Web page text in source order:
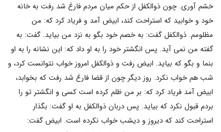
خشم آورى. چون ذوالکفل از حکم میان مردم فارغ شد رفت به خانه
خود و خوابید که استراحت کند، ابیض آمد و فریاد کرد که: من
مظلومم. ذوالکفل گفت: به خصم خود بگو به نزد من بیاید. گفت: به
گفته من نمى آید. پس انگشتر خود را به او داد که: این نشانه را به او
بنما و بگو که بیاید. ابیض رفت و ذوالکفل امروز خواب نتوانست کرد، و
شب هم خواب نکرد. روز دیگر چون از قضا فارغ شد رفت که بخوابد،
ابیض آمد فریاد کرد که: بر من ظلم کرده است کسى و انگشتر تو را
بردم قبول نکرد که بیاید. پس دربان ذوالکفل به او گفت: بگذار
استراحت کند که دیروز و دیشب خواب نکرده است. ابیض گفت: